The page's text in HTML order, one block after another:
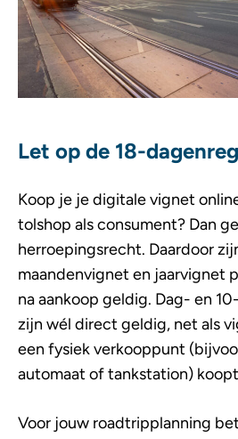
Let op de 18-
Koop je je digitale vignet
tolshop als consument? Dan
herroepingsrecht. Daardoor
maandenvignet en jaarvignet
na aankoop geldig. Dag- en
zijn wél direct geldig, net als
een fysiek verkooppunt
automaat of tankstation)
Voor jouw roadtripplanning